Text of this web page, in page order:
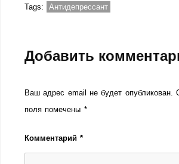
Tags: Антидепрессант
Добавить
Ваш адрес email не будет опубликован.
поля помечены *
Комментарий*